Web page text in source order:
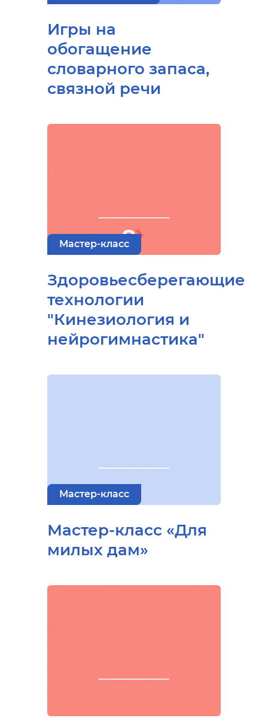
Игры на
обогащение
словарного запаса,
связной речи
Мастер-класс
Здоровьесберегающие
технологии
"Кинезиология и
нейрогимнастика"
Мастер-класс
Мастер-класс «Для
милых дам»